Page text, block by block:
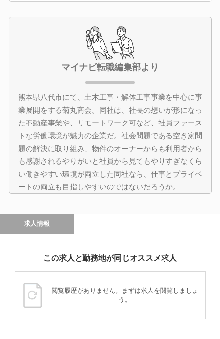
マイナビ転職編集部より
熊本県八代市にて、土木工事・解体工事事業を中心に事
業展開をする菊丸商会。同社は、社長の想いが形になっ
た不動産事業や、リモートワーク可など、社員ファース
トな労働環境が魅力の企業だ。社会問題である空き家問
題の解決に取り組み、物件のオーナーからも利用者から
も感謝されるやりがいと社員から見てもやりすぎなくら
い働きやすい環境が両立した同社なら、仕事とプライベ
ートの両立も目指しやすいのではないだろうか。
求人情報
この求人と勤務地が同じオススメ求人
閲覧履歴がありません。まずは求人を閲覧しましょ
う。